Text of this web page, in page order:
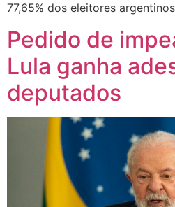
77,65% dos eleitores
Pedido de
Lula ganha
deputados